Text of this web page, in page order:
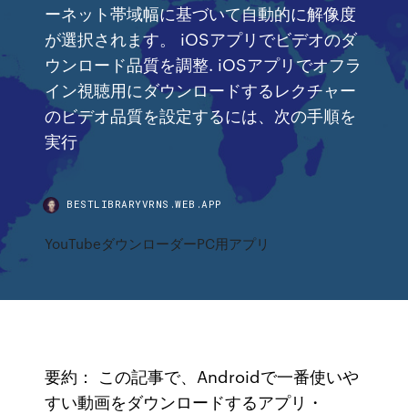
ーネット帯域幅に基づいて自動的に解像度
が選択されます。 iOSアプリでビデオのダ
ウンロード品質を調整. iOSアプリでオフラ
イン視聴用にダウンロードするレクチャー
のビデオ品質を設定するには、次の手順を
実行
BESTLIBRARYVRNS.WEB.APP
YouTubeダウンローダーPC用アプリ
要約： この記事で、Androidで一番使いや
すい動画をダウンロードするアプリ・